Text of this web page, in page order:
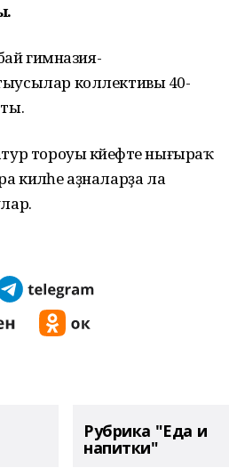
гимназия-
коллективы 40-
тороуы кәйефте нығыраҡ
киләһе аҙналарҙа ла
Рубрика "Еда и
напитки"